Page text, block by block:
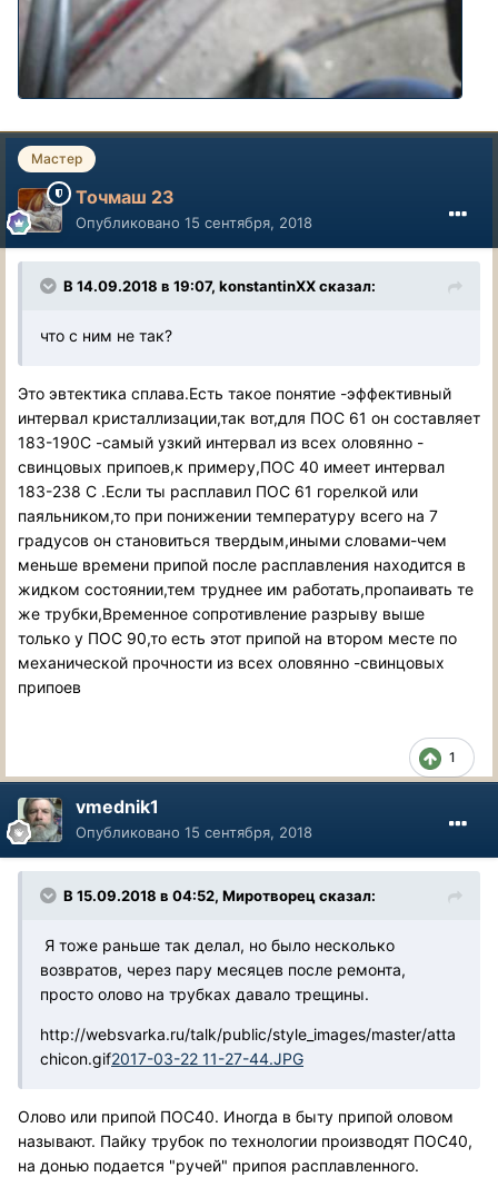
Мастер
Точмаш 23
Опубликовано 15 сентября, 2018
В 14.09.2018 в 19:07, konstantinXX сказал:
что с ним не так?
Это эвтектика сплава.Есть такое понятие -эффективный
интервал кристаллизации,так вот,для ПОС 61 он составляет
183-190С -самый узкий интервал из всех оловянно -
свинцовых припоев,к примеру,ПОС 40 имеет интервал
183-238 С .Если ты расплавил ПОС 61 горелкой или
паяльником,то при понижении температуру всего на 7
градусов он становиться твердым,иными словами-чем
меньше времени припой после расплавления находится в
жидком состоянии,тем труднее им работать,пропаивать те
же трубки,Временное сопротивление разрыву выше
только у ПОС 90,то есть этот припой на втором месте по
механической прочности из всех оловянно -свинцовых
припоев
1
vmednik1
Опубликовано 15 сентября, 2018
В 15.09.2018 в 04:52, Миротворец сказал:
Я тоже раньше так делал, но было несколько
возвратов, через пару месяцев после ремонта,
просто олово на трубках давало трещины.
http://websvarka.ru/talk/public/style_images/master/atta
chicon.gif2017-03-22 11-27-44.JPG
Олово или припой ПОС40. Иногда в быту припой оловом
называют. Пайку трубок по технологии производят ПОС40,
на донью подается "ручей" припоя расплавленного.